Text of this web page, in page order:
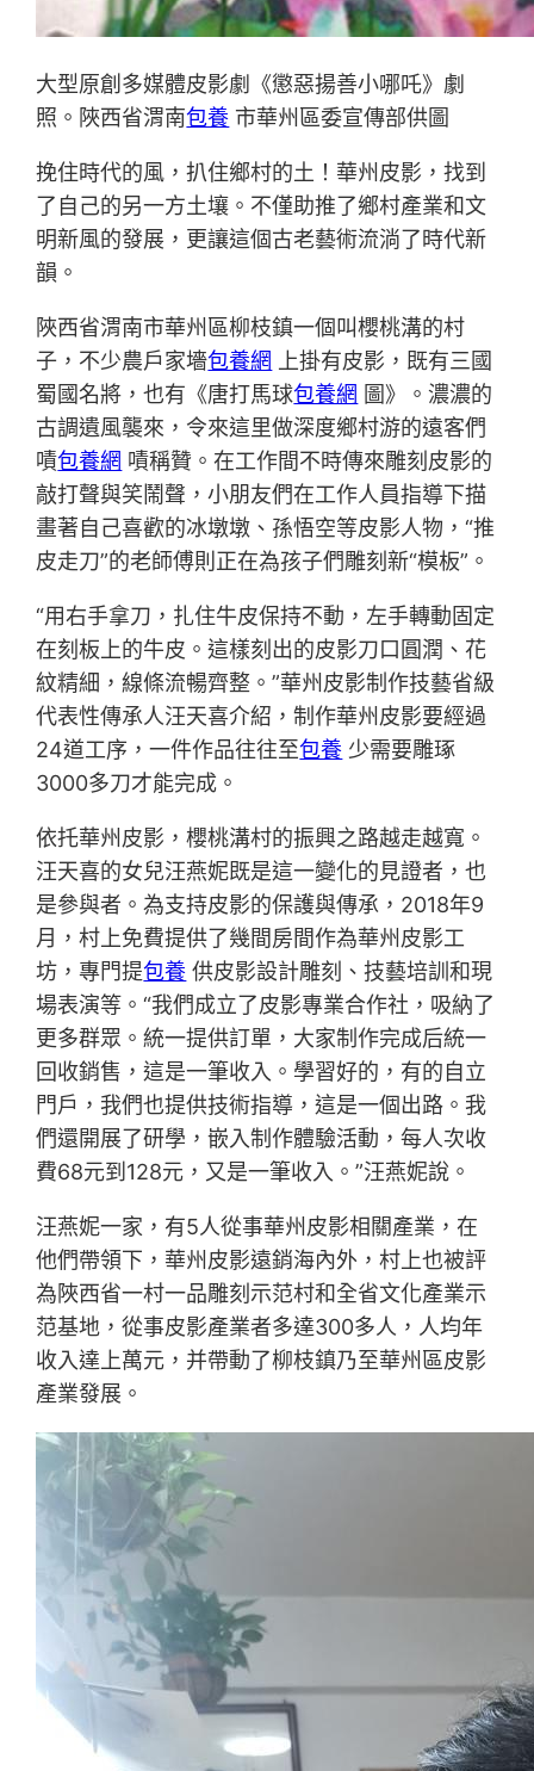
大型原創多媒體皮影劇《懲惡揚善小哪吒》劇
照。陜西省渭南包養 市華州區委宣傳部供圖
挽住時代的風，扒住鄉村的土！華州皮影，找到
了自己的另一方土壤。不僅助推了鄉村產業和文
明新風的發展，更讓這個古老藝術流淌了時代新
韻。
陜西省渭南市華州區柳枝鎮一個叫櫻桃溝的村
子，不少農戶家墻包養網 上掛有皮影，既有三國
蜀國名將，也有《唐打馬球包養網 圖》。濃濃的
古調遺風襲來，令來這里做深度鄉村游的遠客們
嘖包養網 嘖稱贊。在工作間不時傳來雕刻皮影的
敲打聲與笑鬧聲，小朋友們在工作人員指導下描
畫著自己喜歡的冰墩墩、孫悟空等皮影人物，“推
皮走刀”的老師傅則正在為孩子們雕刻新“模板”。
“用右手拿刀，扎住牛皮保持不動，左手轉動固定
在刻板上的牛皮。這樣刻出的皮影刀口圓潤、花
紋精細，線條流暢齊整。”華州皮影制作技藝省級
代表性傳承人汪天喜介紹，制作華州皮影要經過
24道工序，一件作品往往至包養 少需要雕琢
3000多刀才能完成。
依托華州皮影，櫻桃溝村的振興之路越走越寬。
汪天喜的女兒汪燕妮既是這一變化的見證者，也
是參與者。為支持皮影的保護與傳承，2018年9
月，村上免費提供了幾間房間作為華州皮影工
坊，專門提包養 供皮影設計雕刻、技藝培訓和現
場表演等。“我們成立了皮影專業合作社，吸納了
更多群眾。統一提供訂單，大家制作完成后統一
回收銷售，這是一筆收入。學習好的，有的自立
門戶，我們也提供技術指導，這是一個出路。我
們還開展了研學，嵌入制作體驗活動，每人次收
費68元到128元，又是一筆收入。”汪燕妮說。
汪燕妮一家，有5人從事華州皮影相關產業，在
他們帶領下，華州皮影遠銷海內外，村上也被評
為陜西省一村一品雕刻示范村和全省文化產業示
范基地，從事皮影產業者多達300多人，人均年
收入達上萬元，并帶動了柳枝鎮乃至華州區皮影
產業發展。